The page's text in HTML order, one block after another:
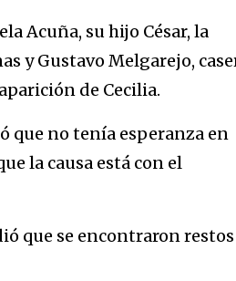
Acuña, su hijo César, la
y Gustavo Melgarejo,
de Cecilia.
que no tenía esperanza en
la causa está con el
que se encontraron restos